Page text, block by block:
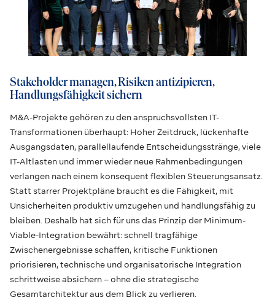
Stakeholder managen, Risiken antizipieren,
Handlungsfähigkeit sichern
M&A-Projekte gehören zu den anspruchsvollsten IT-
Transformationen überhaupt: Hoher Zeitdruck, lückenhafte
Ausgangsdaten, parallellaufende Entscheidungsstränge, viele
IT-Altlasten und immer wieder neue Rahmenbedingungen
verlangen nach einem konsequent flexiblen Steuerungsansatz.
Statt starrer Projektpläne braucht es die Fähigkeit, mit
Unsicherheiten produktiv umzugehen und handlungsfähig zu
bleiben. Deshalb hat sich für uns das Prinzip der Minimum-
Viable-Integration bewährt: schnell tragfähige
Zwischenergebnisse schaffen, kritische Funktionen
priorisieren, technische und organisatorische Integration
schrittweise absichern – ohne die strategische
Gesamtarchitektur aus dem Blick zu verlieren.